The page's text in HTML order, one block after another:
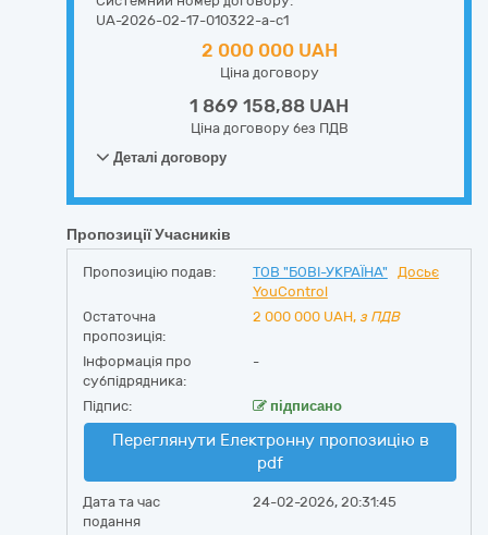
UA-2026-02-17-010322-a-c1
2 000 000 UAH
Ціна договору
1 869 158,88 UAH
Ціна договору без ПДВ
Деталі договору
Пропозиції Учасників
Пропозицію подав: ТОВ "БОВІ-УКРАЇНА"
Досьє
YouControl
Остаточна
пропозиція:
2 000 000 UAH, з ПДВ
Інформація про
субпідрядника:
-
Підпис: підписано
Переглянути Електронну пропозицію в
pdf
Дата та час
подання
24-02-2026, 20:31:45